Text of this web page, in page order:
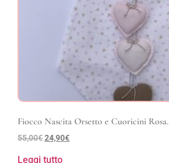
Fiocco Nascita Orsetto e Cuoricini Rosa.
55,00€24,90€
Leggi tutto